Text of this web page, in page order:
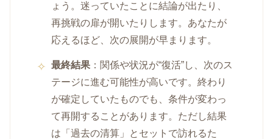
ょう。迷っていたことに結論が出たり、
再挑戦の扉が開いたりします。あなたが
応えるほど、次の展開が早まります。
最終結果 ：関係や状況が“復活”し、次のス
テージに進む可能性が高いです。終わり
が確定していたものでも、条件が変わっ
て再開することがあります。ただし結果
は「過去の清算」とセットで訪れるた